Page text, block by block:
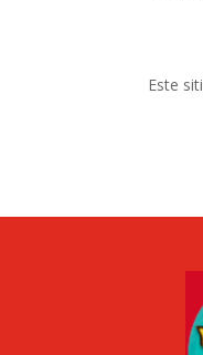
Este